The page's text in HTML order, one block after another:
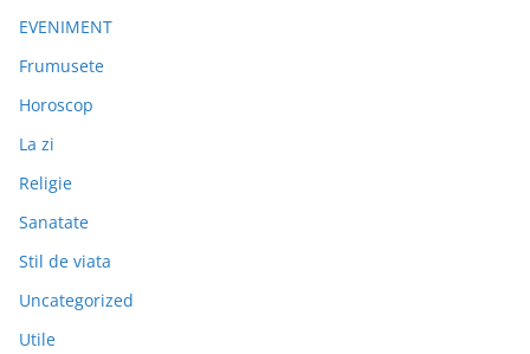
EVENIMENT
Frumusete
Horoscop
La zi
Religie
Sanatate
Stil de viata
Uncategorized
Utile